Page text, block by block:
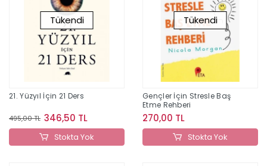
Tükendi
21. Yüzyıl İçin 21 Ders
495,00 TL 346,50 TL
Stokta Yok
Tükendi
Gençler İçin Stresle Baş
Etme Rehberi
270,00 TL
Stokta Yok